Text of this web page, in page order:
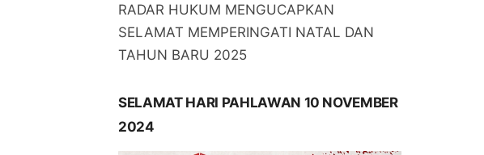
RADAR HUKUM MENGUCAPKAN
SELAMAT MEMPERINGATI NATAL DAN
TAHUN BARU 2025
SELAMAT HARI PAHLAWAN 10 NOVEMBER
2024